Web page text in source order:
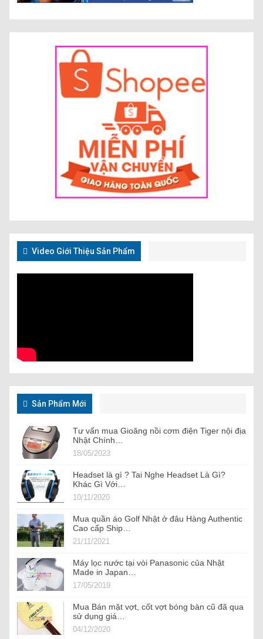
Video Giới Thiệu Sản Phẩm
Sản Phẩm Mới
Tư vấn mua Gioăng nồi cơm điện Tiger nội địa
Nhật Chính…
18/05/2023
Headset là gì ? Tai Nghe Headset Là Gì?
Khác Gì Với…
10/11/2020
Mua quần áo Golf Nhật ở đâu Hàng Authentic
Cao cấp Ship…
21/11/2021
Máy lọc nước tại vòi Panasonic của Nhật
Made in Japan…
17/05/2019
Mua Bán mặt vợt, cốt vợt bóng bàn cũ đã qua
sử dụng giá…
04/12/2020